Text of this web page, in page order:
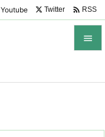

Youtube Twitter  RSS